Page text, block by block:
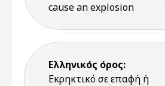
cause an explosion
Ελληνικός όρος:
Εκρηκτικό σε επαφή ή